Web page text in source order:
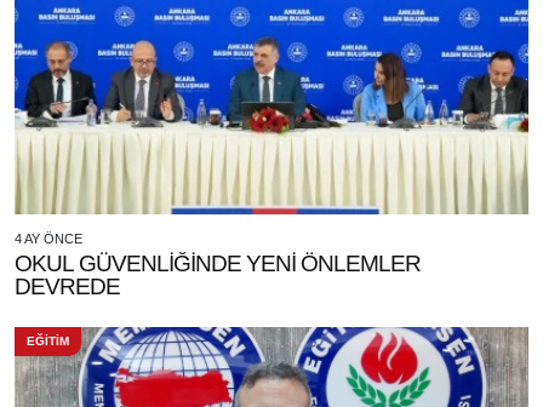
4 AY ÖNCE
OKUL GÜVENLİĞİNDE YENİ ÖNLEMLER
DEVREDE
EĞİTİM